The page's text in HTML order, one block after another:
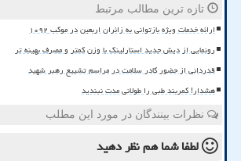
تازه ترین مطالب مرتبط
ارائه خدمات ویژه بازتوانی به زائران اربعین در موکب ۱۰۹۲
رونمایی از دیش جدید استارلینک با وزن کمتر و مصرف بهینه تر
قدردانی از حضور کادر سلامت در مراسم تشییع رهبر شهید
هشدار! کمربند طبی را طولانی مدت نبندید
نظرات بینندگان در مورد این مطلب
لطفا شما همنظر دهید